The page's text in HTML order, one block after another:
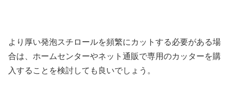
より厚い発泡スチロールを頻繁にカットする必要がある場
合は、ホームセンターやネット通販で専用のカッターを購
入することを検討しても良いでしょう。